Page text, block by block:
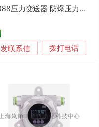
2088压力变送器 防爆压力变送器
发联系信 拨打电话